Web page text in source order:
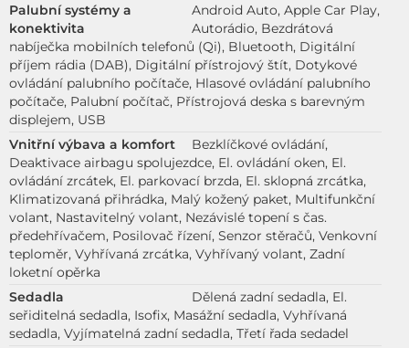
Palubní systémy a
konektivita
Android Auto, Apple Car Play,
Autorádio, Bezdrátová
nabíječka mobilních telefonů (Qi), Bluetooth, Digitální
příjem rádia (DAB), Digitální přístrojový štít, Dotykové
ovládání palubního počítače, Hlasové ovládání palubního
počítače, Palubní počítač, Přístrojová deska s barevným
displejem, USB
Vnitřní výbava a komfort
Bezklíčkové ovládání,
Deaktivace airbagu spolujezdce, El. ovládání oken, El.
ovládání zrcátek, El. parkovací brzda, El. sklopná zrcátka,
Klimatizovaná přihrádka, Malý kožený paket, Multifunkční
volant, Nastavitelný volant, Nezávislé topení s čas.
předehřívačem, Posilovač řízení, Senzor stěračů, Venkovní
teploměr, Vyhřívaná zrcátka, Vyhřívaný volant, Zadní
loketní opěrka
Sedadla
Dělená zadní sedadla, El.
seřiditelná sedadla, Isofix, Masážní sedadla, Vyhřívaná
sedadla, Vyjímatelná zadní sedadla, Třetí řada sedadel